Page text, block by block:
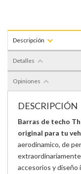
Descripción
Detalles
Opiniones
DESCRIPCIÓN
Barras de techo
original para tu
aerodinamico, de
accesorios y diseño